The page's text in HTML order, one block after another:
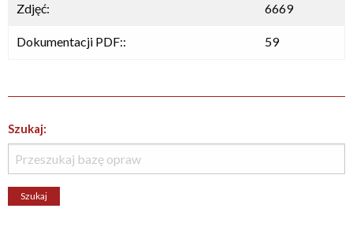
Zdjęć: 6669
Dokumentacji PDF:: 59
Szukaj: